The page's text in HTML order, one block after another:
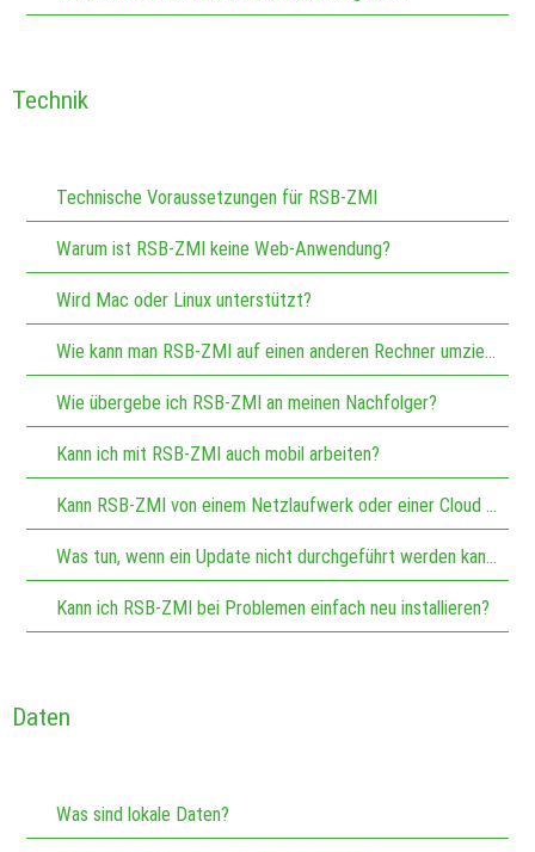
Technik
Technische Voraussetzungen für RSB-ZMI
Warum ist RSB-ZMI keine Web-Anwendung?
Wird Mac oder Linux unterstützt?
Wie kann man RSB-ZMI auf einen anderen Rechner umziehen?
Wie übergebe ich RSB-ZMI an meinen Nachfolger?
Kann ich mit RSB-ZMI auch mobil arbeiten?
Kann RSB-ZMI von einem Netzlaufwerk oder einer Cloud ausgeführt werden?
Was tun, wenn ein Update nicht durchgeführt werden kann?
Kann ich RSB-ZMI bei Problemen einfach neu installieren?
Daten
Was sind lokale Daten?